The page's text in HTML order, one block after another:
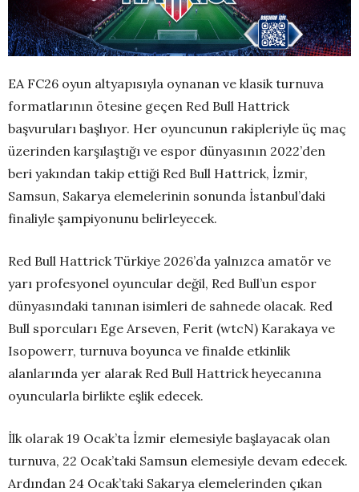
EA FC26 oyun altyapısıyla oynanan ve klasik turnuva
formatlarının ötesine geçen Red Bull Hattrick
başvuruları başlıyor. Her oyuncunun rakipleriyle üç maç
üzerinden karşılaştığı ve espor dünyasının 2022’den
beri yakından takip ettiği Red Bull Hattrick, İzmir,
Samsun, Sakarya elemelerinin sonunda İstanbul’daki
finaliyle şampiyonunu belirleyecek.
Red Bull Hattrick Türkiye 2026’da yalnızca amatör ve
yarı profesyonel oyuncular değil, Red Bull’un espor
dünyasındaki tanınan isimleri de sahnede olacak. Red
Bull sporcuları Ege Arseven, Ferit (wtcN) Karakaya ve
Isopowerr, turnuva boyunca ve finalde etkinlik
alanlarında yer alarak Red Bull Hattrick heyecanına
oyuncularla birlikte eşlik edecek.
İlk olarak 19 Ocak’ta İzmir elemesiyle başlayacak olan
turnuva, 22 Ocak’taki Samsun elemesiyle devam edecek.
Ardından 24 Ocak’taki Sakarya elemelerinden çıkan